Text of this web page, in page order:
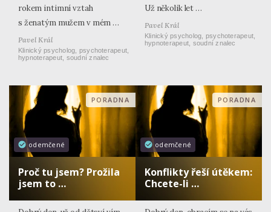
rokem intimní vztah
s ženatým mužem v mém …
Pavel Král
Klinický psycholog, psychoterapeut,
hypnoterapeut, soudní znalec
Už několik let …
Pavel Král
Klinický psycholog, psychoterapeut,
hypnoterapeut, soudní znalec
odemčené
PORADNA
Proč tu jsem? Prožila
jsem to …
odemčené
PORADNA
Konflikty řeší útěkem:
Chcete-li …